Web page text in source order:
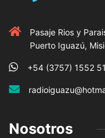
Pasaje Rios y
Puerto Iguazú,
+54 (3757) 1552
Nosotros